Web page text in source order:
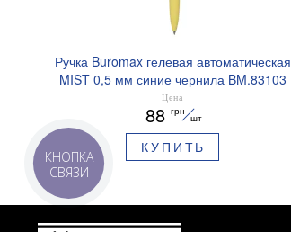
Ручка Buromax гелевая автоматическая
MIST 0,5 мм синие чернила BM.83103
Цена
88 грн
шт
КУПИТЬ
КНОПКА
СВЯЗИ